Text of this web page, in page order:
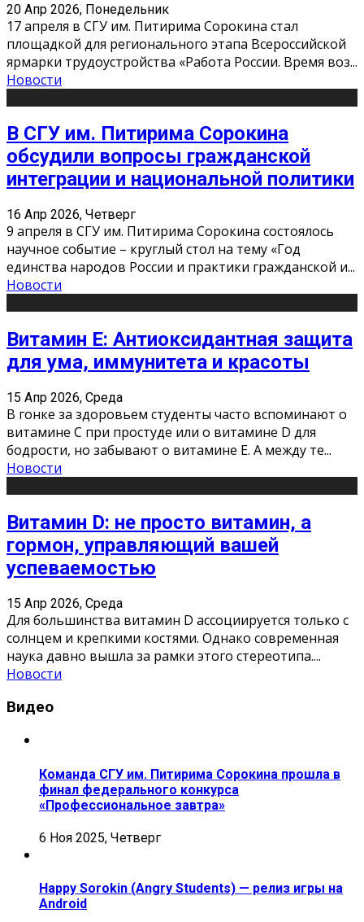
20 Апр 2026, Понедельник
17 апреля в СГУ им. Питирима Сорокина стал
площадкой для регионального этапа Всероссийской
ярмарки трудоустройства «Работа России. Время воз...
Новости
В СГУ им. Питирима Сорокина
обсудили вопросы гражданской
интеграции и национальной политики
16 Апр 2026, Четверг
9 апреля в СГУ им. Питирима Сорокина состоялось
научное событие – круглый стол на тему «Год
единства народов России и практики гражданской и...
Новости
Витамин Е: Антиоксидантная защита
для ума, иммунитета и красоты
15 Апр 2026, Среда
В гонке за здоровьем студенты часто вспоминают о
витамине С при простуде или о витамине D для
бодрости, но забывают о витамине Е. А между те...
Новости
Витамин D: не просто витамин, а
гормон, управляющий вашей
успеваемостью
15 Апр 2026, Среда
Для большинства витамин D ассоциируется только с
солнцем и крепкими костями. Однако современная
наука давно вышла за рамки этого стереотипа....
Новости
Видео
Команда СГУ им. Питирима Сорокина прошла в
финал федерального конкурса
«Профессиональное завтра»
6 Ноя 2025, Четверг
Happy Sorokin (Angry Students) — релиз игры на
Android